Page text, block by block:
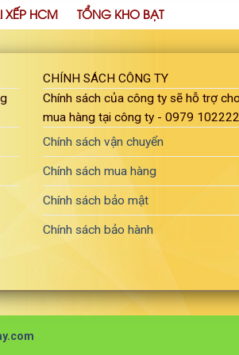
XẾP HCM TỔNG KHO BẠT
CHÍNH SÁCH CÔNG TY
Chính sách của công ty sẽ hỗ trợ
mua hàng tại công ty - 0979 102222
Chính sách vận chuyển
Chính sách mua hàng
Chính sách bảo mật
Chính sách bảo hành